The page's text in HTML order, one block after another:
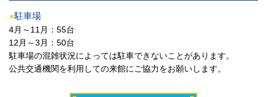
●駐車場
4月～11月：55台
12月～3月：50台
駐車場の混雑状況によっては駐車できないことがあります。
公共交通機関を利用しての来館にご協力をお願いします。